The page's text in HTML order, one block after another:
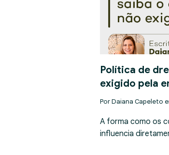
Política de
exigido pela
Por Daiana Capeleto
A forma como os
influencia